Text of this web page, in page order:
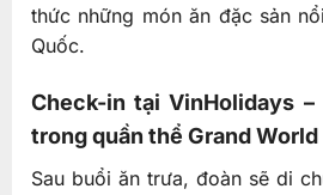
thức những món ăn đặc sản
Quốc.
Check-in tại VinHolidays
trong quần thể Grand World
Sau buổi ăn trưa, đoàn sẽ di